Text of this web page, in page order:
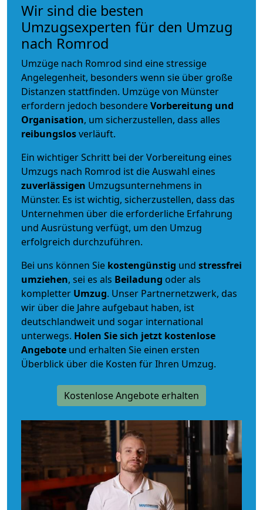
Wir sind die besten
Umzugsexperten für den Umzug
nach Romrod
Umzüge nach Romrod sind eine stressige
Angelegenheit, besonders wenn sie über große
Distanzen stattfinden. Umzüge von Münster
erfordern jedoch besondereVorbereitung und
Organisation, um sicherzustellen, dass alles
reibungslosverläuft.
Ein wichtiger Schritt bei der Vorbereitung eines
Umzugs nach Romrod ist die Auswahl eines
zuverlässigen Umzugsunternehmens in
Münster. Es ist wichtig, sicherzustellen, dass das
Unternehmen über die erforderliche Erfahrung
und Ausrüstung verfügt, um den Umzug
erfolgreich durchzuführen.
Bei uns können Sie kostengünstig und stressfrei
umziehen, sei es als Beiladung oder als
kompletter Umzug. Unser Partnernetzwerk, das
wir über die Jahre aufgebaut haben, ist
deutschlandweit und sogar international
unterwegs. Holen Sie sich jetzt kostenlose
Angebote und erhalten Sie einen ersten
Überblick über die Kosten für Ihren Umzug.
Kostenlose Angebote erhalten